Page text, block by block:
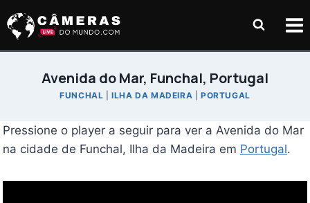
para
Avenida do Mar, Funchal, Portugal
FUNCHAL |ILHA DA MADEIRA PORTUGAL
Pressione o player a seguir para ver a Avenida do Mar
na cidade de Funchal, Ilha da Madeira em Portugal.